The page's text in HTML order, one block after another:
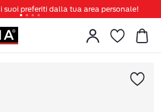
suoi preferiti dalla tua area personale!
ti aspettano, non perderteli!
gratuita a partire da 49 €